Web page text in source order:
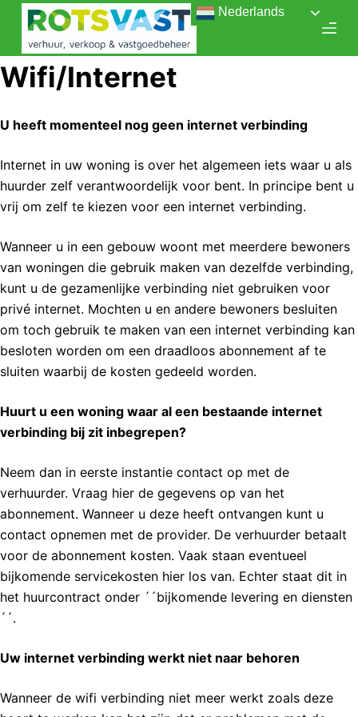
o
r
a
n
n
a
r
a
r
t
i
k
e
Wifi/Internet
U heeft momenteel nog geen internet verbinding
Internet in uw woning is over het algemeen iets waar u als
huurder zelf verantwoordelijk voor bent. In principe bent u
vrij om zelf te kiezen voor een internet verbinding.
Wanneer u in een gebouw woont met meerdere bewoners
van woningen die gebruik maken van dezelfde verbinding,
kunt u de gezamenlijke verbinding niet gebruiken voor
privé internet. Mochten u en andere bewoners besluiten
om toch gebruik te maken van een internet verbinding kan
besloten worden om een draadloos abonnement af te
sluiten waarbij de kosten gedeeld worden.
Huurt u een woning waar al een bestaande internet
verbinding bij zit inbegrepen?
Neem dan in eerste instantie contact op met de
verhuurder. Vraag hier de gegevens op van het
abonnement. Wanneer u deze heeft ontvangen kunt u
contact opnemen met de provider. De verhuurder betaalt
voor de abonnement kosten. Vaak staan eventueel
bijkomende servicekosten hier los van. Echter staat dit in
het huurcontract onder ´´bijkomende levering en diensten
´´.
Uw internet verbinding werkt niet naar behoren
Wanneer de wifi verbinding niet meer werkt zoals deze
Nederlands